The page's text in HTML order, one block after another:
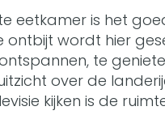
i
r
t
v
o
i
r
m
v
o
i
o
m
v
o
eetkamer is het
ontbijt wordt hier
te
over de
kijken is de